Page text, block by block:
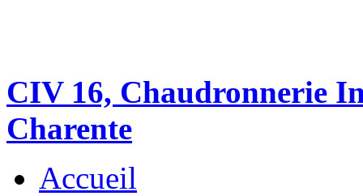
CIV 16, Chaudronnerie
Charente
Accueil